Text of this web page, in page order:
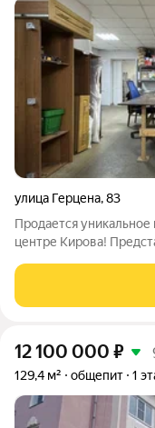
улица Герцена,83
Продается
центре Кирова!
Кировская область, г.
Молла (Джэм Сити).
12 100 000 ₽
129,4 м² общепит 1